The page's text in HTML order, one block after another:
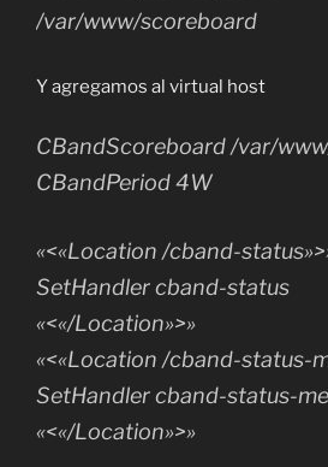
/var/www/scoreboard
Y agregamos al virtual host
CBandScoreboard /var/
CBandPeriod 4W
«<«Location /cband-
SetHandler cband-status
«<«/Location»>»
«<«Location /cband-status-
SetHandler cband-status-me
«<«/Location»>»